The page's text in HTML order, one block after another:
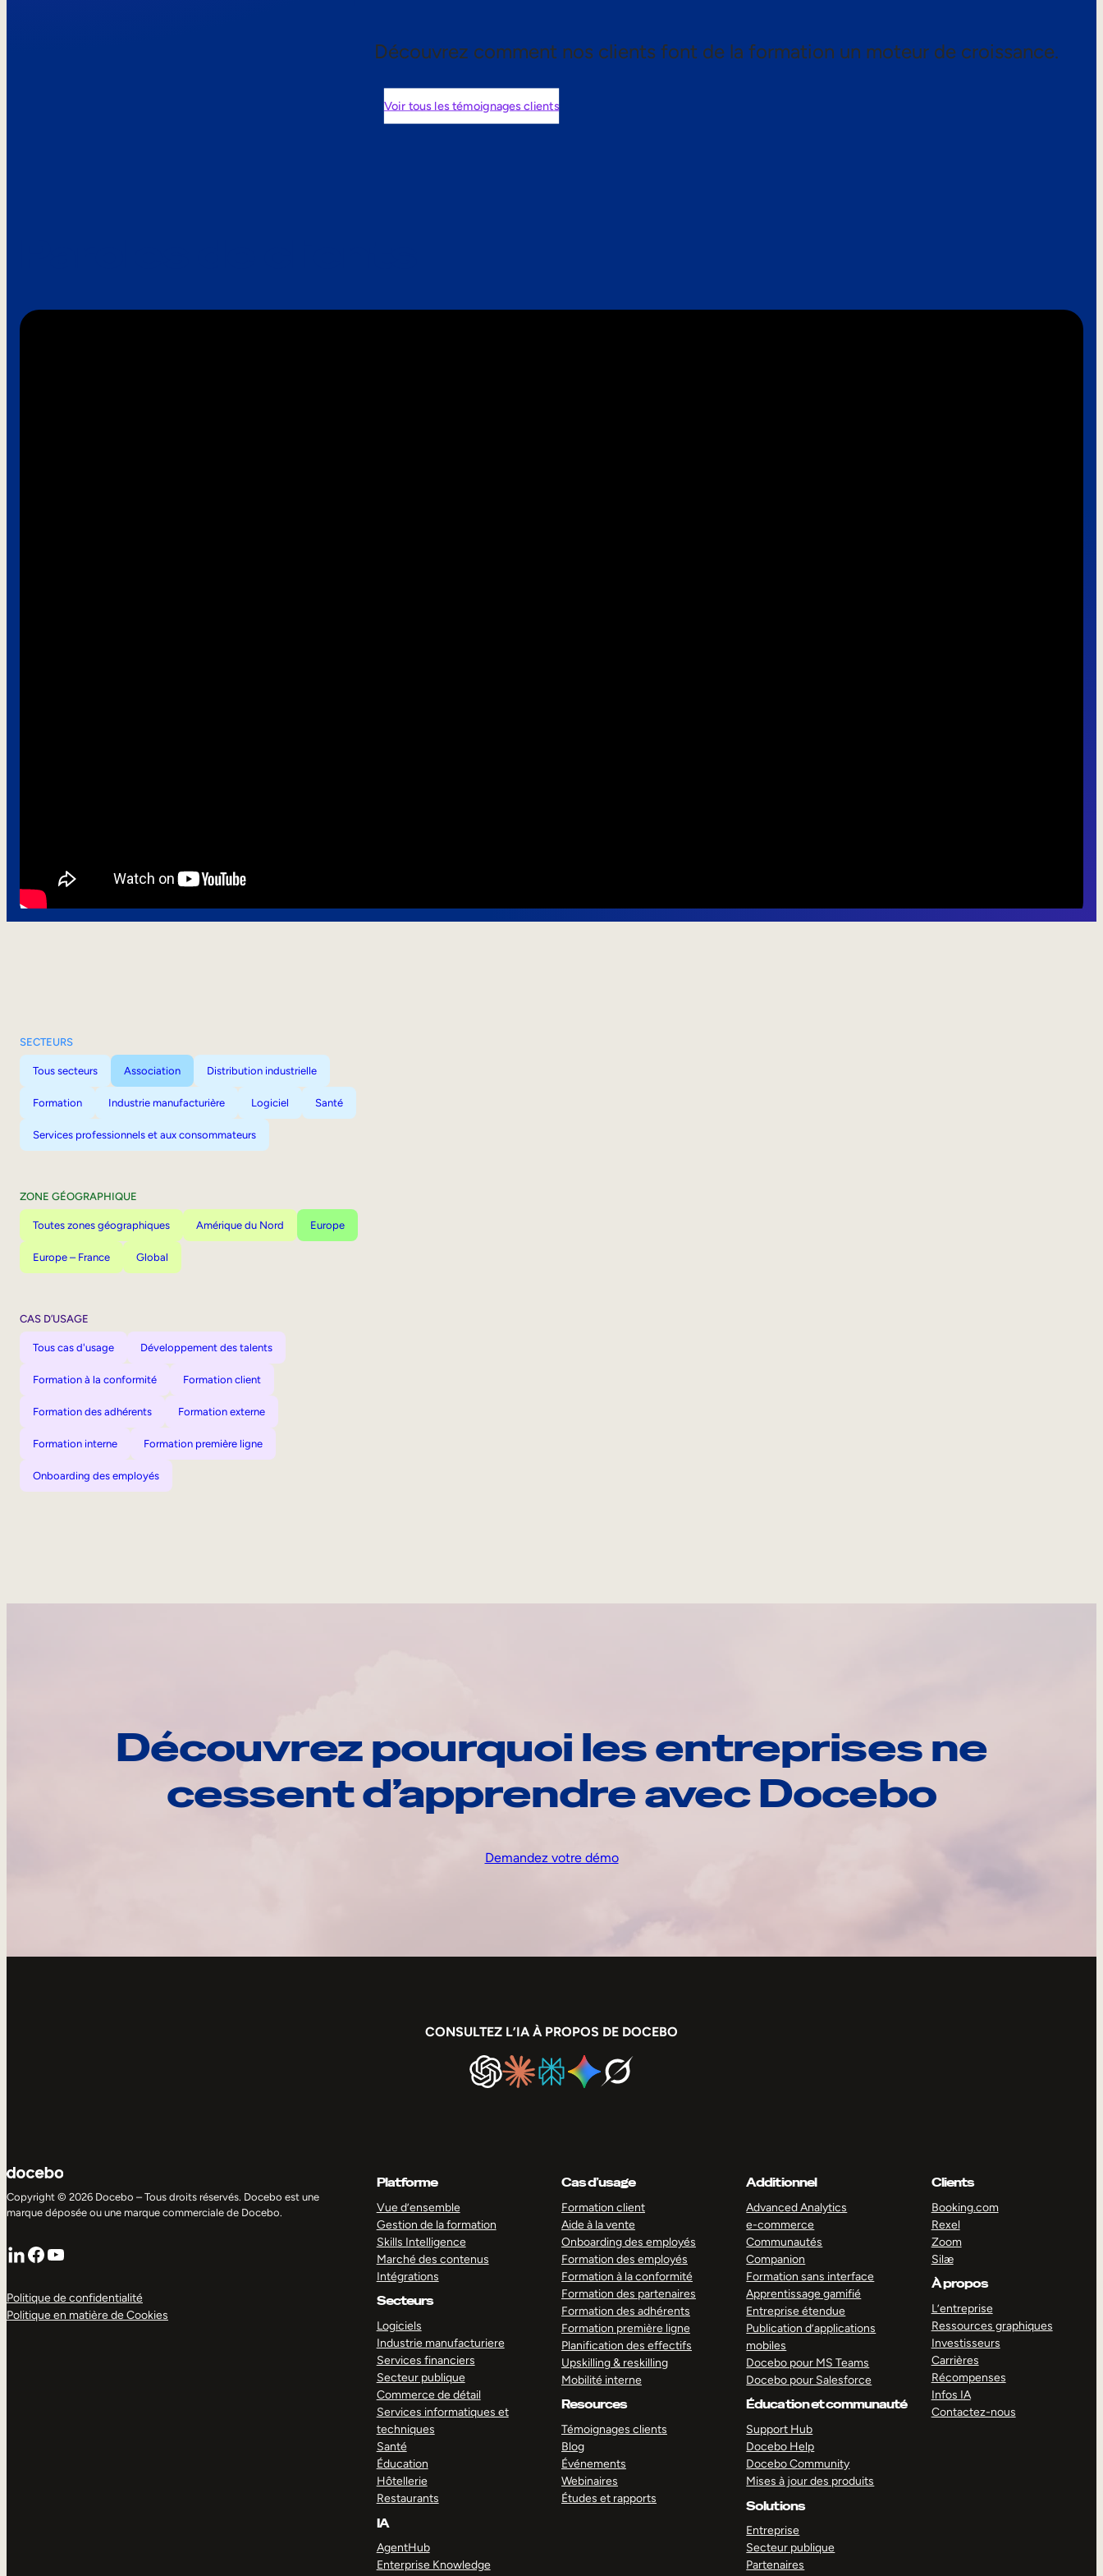
Découvrez comment nos clients font de la formation un moteur de croissance.
Voir tous les témoignages clients
SECTEURS
Tous secteurs Association Distribution industrielle
Formation Industrie manufacturière Logiciel Santé
Services professionnels et aux consommateurs
ZONE GÉOGRAPHIQUE
Toutes zones géographiques Amérique du Nord Europe
Europe – France Global
CAS D’USAGE
Tous cas d'usage Développement des talents
Formation à la conformité Formation client
Formation des adhérents Formation externe
Formation interne Formation première ligne
Onboarding des employés
Découvrez pourquoi les entreprises ne
cessent d’apprendre avec Docebo
Demandez votre démo
CONSULTEZ L’IA À PROPOS DE DOCEBO
Copyright © 2026 Docebo – Tous droits réservés. Docebo est une
marque déposée ou une marque commerciale de Docebo.
LinkedIn
Facebook
YouTube
Politique de confidentialité
Politique en matière de Cookies
Platforme
Vue d’ensemble
Gestion de la formation
Skills Intelligence
Marché des contenus
Intégrations
Secteurs
Logiciels
Industrie manufacturiere
Services financiers
Secteur publique
Commerce de détail
Services informatiques et
techniques
Santé
Éducation
Hôtellerie
Restaurants
IA
AgentHub
Enterprise Knowledge
Cas d’usage
Formation client
Aide à la vente
Onboarding des employés
Formation des employés
Formation à la conformité
Formation des partenaires
Formation des adhérents
Formation première ligne
Planification des effectifs
Upskilling & reskilling
Mobilité interne
Resources
Témoignages clients
Blog
Événements
Webinaires
Études et rapports
Additionnel
Advanced Analytics
e-commerce
Communautés
Companion
Formation sans interface
Apprentissage gamifié
Entreprise étendue
Publication d’applications
mobiles
Docebo pour MS Teams
Docebo pour Salesforce
Éducation et communauté
Support Hub
Docebo Help
Docebo Community
Mises à jour des produits
Solutions
Entreprise
Secteur publique
Partenaires
Clients
Booking.com
Rexel
Zoom
Silæ
À propos
L’entreprise
Ressources graphiques
Investisseurs
Carrières
Récompenses
Infos IA
Contactez-nous